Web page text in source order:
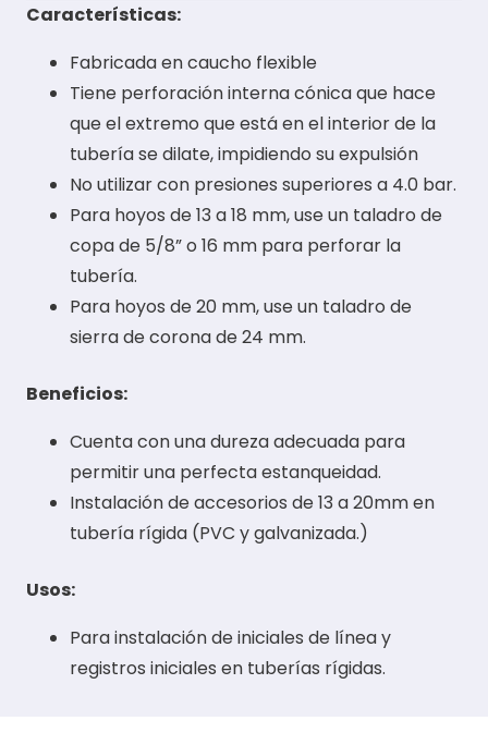
Características:
Fabricada en caucho flexible
Tiene perforación interna cónica que hace
que el extremo que está en el interior de la
tubería se dilate, impidiendo su expulsión
No utilizar con presiones superiores a 4.0 bar.
Para hoyos de 13 a 18 mm, use un taladro de
copa de 5/8” o 16 mm para perforar la
tubería.
Para hoyos de 20 mm, use un taladro de
sierra de corona de 24 mm.
Beneficios:
Cuenta con una dureza adecuada para
permitir una perfecta estanqueidad.
Instalación de accesorios de 13 a 20mm en
tubería rígida (PVC y galvanizada.)
Usos:
Para instalación de iniciales de línea y
registros iniciales en tuberías rígidas.